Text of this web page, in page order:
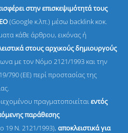
στην επισκεψιμότητά τους
(Google κ.λπ.) μέσω backlink κοκ.
κάθε άρθρου, εικόνας ή
στους αρχικούς δημιουργούς
με τον Νόμο 2121/1993 και την
790 (ΕΕ) περί προστασίας της
πραγματοποιείταιεντός
παράθεσης
19 Ν. 2121/1993), αποκλειστικά για